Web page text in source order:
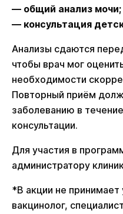
— общий анализ мочи;
— консультация
Анализы сдаются
чтобы врач мог
необходимости
Повторный приём
заболеванию в
консультации.
Для участия в
администратору
*В акции не принимает
вакцинолог,